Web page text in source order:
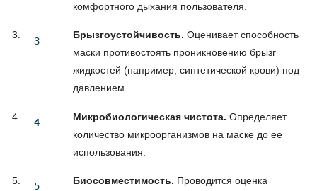
комфортного дыхания пользователя.
Брызгоустойчивость.Оценивает способность
маски противостоять проникновению брызг
жидкостей (например, синтетической крови) под
давлением.
Микробиологическая чистота.Определяет
количество микроорганизмов на маске до ее
использования.
Биосовместимость. Проводится оценка